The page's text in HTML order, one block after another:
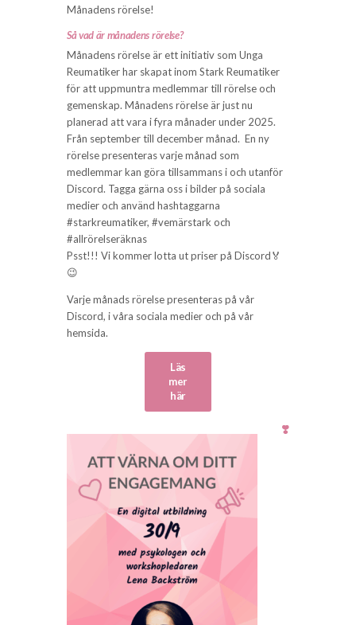
Månadens rörelse!
Så vad är månadens rörelse?
Månadens rörelse är ett initiativ som Unga
Reumatiker har skapat inom Stark Reumatiker
för att uppmuntra medlemmar till rörelse och
gemenskap. Månadens rörelse är just nu
planerad att vara i fyra månader under 2025.
Från september till december månad. En ny
rörelse presenteras varje månad som
medlemmar kan göra tillsammans i och utanför
Discord. Tagga gärna oss i bilder på sociala
medier och använd hashtaggarna
#starkreumatiker, #vemärstark och
#allrörelseräknas
Psst!!! Vi kommer lotta ut priser på Discord🏅
😉
Varje månads rörelse presenteras på vår
Discord, i våra sociala medier och på vår
hemsida.
Läs
mer
här
❣️